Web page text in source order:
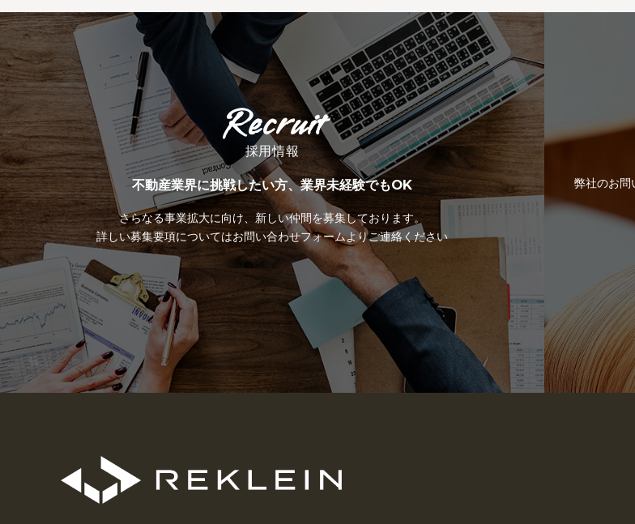
採用情報
不動産業界に挑戦したい方、業界未経験でもOK
さらなる事業拡大に向け、新しい仲間を募集しております。
詳しい募集要項についてはお問い合わせフォームよりご連絡ください
弊社のお問